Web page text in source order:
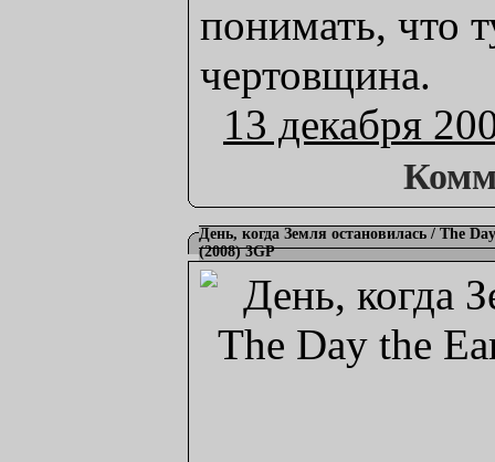
понимать, что
чертовщина.
13 декабря
День, когда Земля остановилась / The
(2008) 3GP